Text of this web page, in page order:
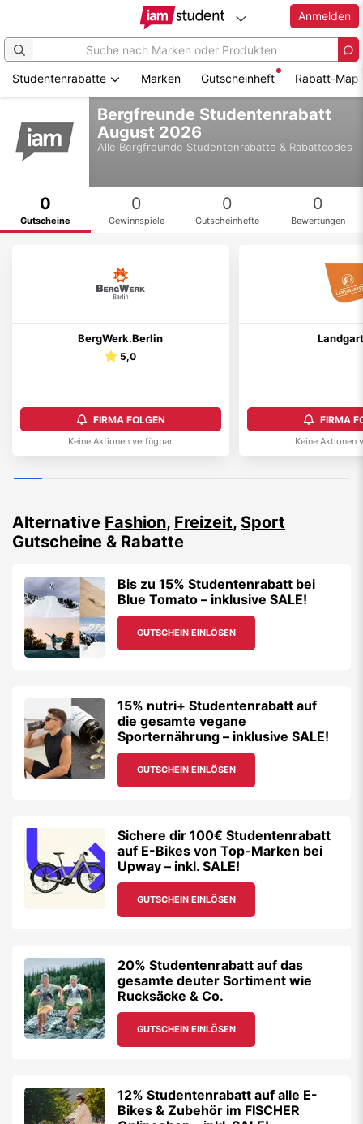
Hauptinhalt
springen
Anmelden
Studentenrabatte Marken Gutscheinheft Rabatt-Map
Bergfreunde Studentenrabatt
August 2026
Alle Bergfreunde Studentenrabatte & Rabattcodes
0
Gutscheine
0
Gewinnspiele
0
Gutscheinhefte
0
Bewertungen
BergWerk.Berlin
5,0
FIRMA FOLGEN
Keine Aktionen verfügbar
FIRMA
Keine Aktionen
Alternative Fashion, Freizeit, Sport
Gutscheine & Rabatte
Bis zu 15% Studentenrabatt bei
Blue Tomato – inklusive SALE!
GUTSCHEIN EINLÖSEN
15% nutri+ Studentenrabatt auf
die gesamte vegane
Sporternährung – inklusive SALE!
GUTSCHEIN EINLÖSEN
Sichere dir 100€ Studentenrabatt
auf E-Bikes von Top-Marken bei
Upway – inkl. SALE!
GUTSCHEIN EINLÖSEN
20% Studentenrabatt auf das
gesamte deuter Sortiment wie
Rucksäcke & Co.
GUTSCHEIN EINLÖSEN
12% Studentenrabatt auf alle E-
Bikes & Zubehör im FISCHER